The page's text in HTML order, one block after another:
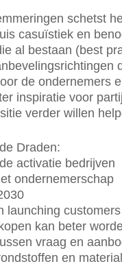
schetst
casuïstiek en
al bestaan (best
de ondernemers
inspiratie voor
verder willen
Draden:
activatie bedrijven
ondernemerschap
launching customers
kan beter
vraag en
en